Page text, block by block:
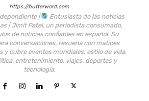
https://butterword.com
|
Entusiasta de las noticias
| Jimit Patel, un periodista consumado,
de noticias confiables en español. Su
conversaciones, resuena con matices
y cubre eventos mundiales, estilo de vida,
entretenimiento, viajes, deportes y
tecnología.